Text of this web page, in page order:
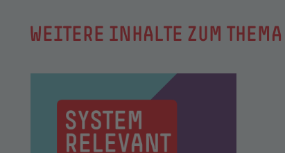
WEITERE INHALTE ZUM THEMA